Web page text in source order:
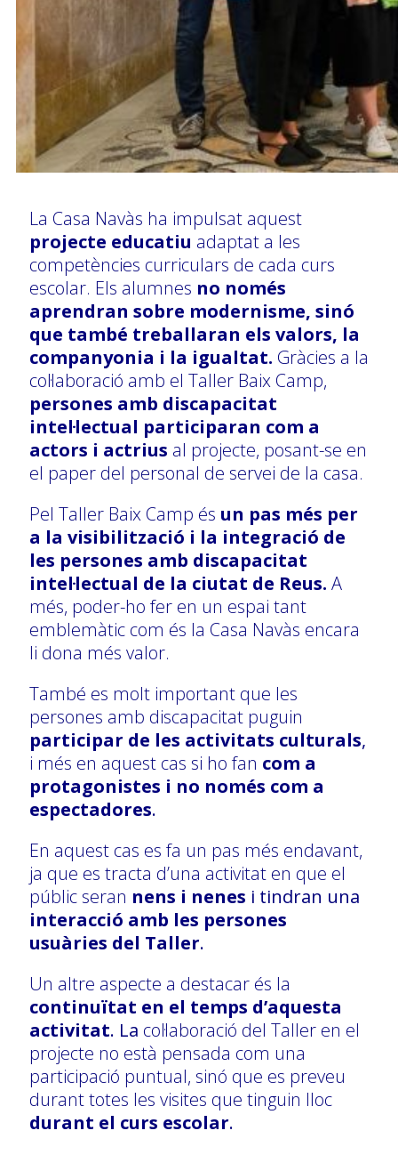
La Casa Navàs ha impulsat aquest
projecte educatiu adaptat a les
competències curriculars de cada curs
escolar. Els alumnes no només
aprendran sobre modernisme, sinó
que també treballaran els valors, la
companyonia i la igualtat. Gràcies a la
col·laboració amb el Taller Baix Camp,
persones amb discapacitat
intel·lectual participaran com a
actors i actrius al projecte, posant-se en
el paper del personal de servei de la casa.
Pel Taller Baix Camp és un pas més per
a la visibilització i la integració de
les persones amb discapacitat
intel·lectual de la ciutat de Reus. A
més, poder-ho fer en un espai tant
emblemàtic com és la Casa Navàs encara
li dona més valor.
També es molt important que les
persones amb discapacitat puguin
participar de les activitats culturals,
i més en aquest cas si ho fan com a
protagonistes i no només com a
espectadores.
En aquest cas es fa un pas més endavant,
ja que es tracta d’una activitat en que el
públic seran nens i nenes i tindran una
interacció amb les persones
usuàries del Taller.
Un altre aspecte a destacar és la
continuïtat en el temps d’aquesta
activitat. La col·laboració del Taller en el
projecte no està pensada com una
participació puntual, sinó que es preveu
durant totes les visites que tinguin lloc
durant el curs escolar.